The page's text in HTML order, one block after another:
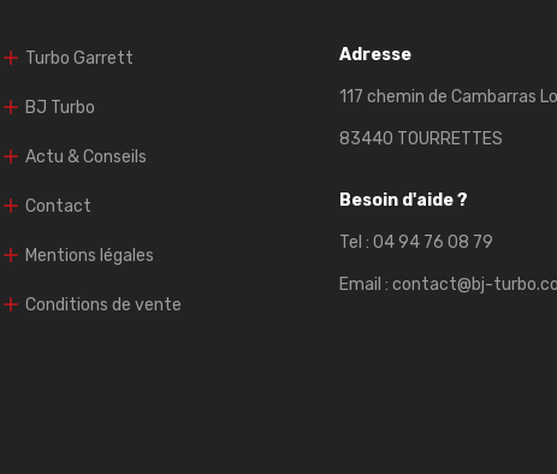
Turbo Garrett
BJ Turbo
Actu & Conseils
Contact
Mentions légales
Conditions de vente
Adresse
117 chemin de Cambarras
83440 TOURRETTES
Besoin d'aide ?
Tel : 04 94 76 08 79
Email : contact@bj-